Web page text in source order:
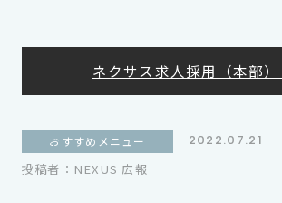
ネクサス求人採用（本部
おすすめメニュー
2022.07.21
投稿者：NEXUS 広報